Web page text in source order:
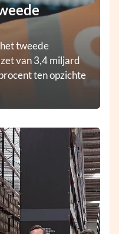
tweede
van 3,4 miljard
ten opzichte